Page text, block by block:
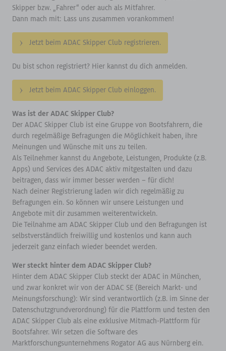
Skipper bzw. „Fahrer“ oder auch als Mitfahrer.
Dann mach mit: Lass uns zusammen vorankommen!
Jetzt beim ADAC Skipper Club registrieren.
Du bist schon registriert? Hier kannst du dich anmelden.
Jetzt beim ADAC Skipper Club einloggen.
Was ist der ADAC Skipper Club?
Der ADAC Skipper Club ist eine Gruppe von Bootsfahrern, die
durch regelmäßige Befragungen die Möglichkeit haben, ihre
Meinungen und Wünsche mit uns zu teilen.
Als Teilnehmer kannst du Angebote, Leistungen, Produkte (z.B.
Apps) und Services des ADAC aktiv mitgestalten und dazu
beitragen, dass wir immer besser werden – für dich!
Nach deiner Registrierung laden wir dich regelmäßig zu
Befragungen ein. So können wir unsere Leistungen und
Angebote mit dir zusammen weiterentwickeln.
Die Teilnahme am ADAC Skipper Club und den Befragungen ist
selbstverständlich freiwillig und kostenlos und kann auch
jederzeit ganz einfach wieder beendet werden.
Wer steckt hinter dem ADAC Skipper Club?
Hinter dem ADAC Skipper Club steckt der ADAC in München,
und zwar konkret wir von der ADAC SE (Bereich Markt- und
Meinungsforschung): Wir sind verantwortlich (z.B. im Sinne der
Datenschutzgrundverordnung) für die Plattform und testen den
ADAC Skipper Club als eine exklusive Mitmach-Plattform für
Bootsfahrer. Wir setzen die Software des
Marktforschungsunternehmens Rogator AG aus Nürnberg ein.